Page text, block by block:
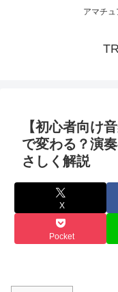
アマチ
【初心者向け
で変わる？演
さしく解説
X
Pocket